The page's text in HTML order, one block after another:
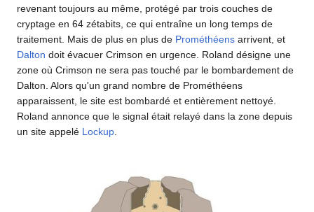
revenant toujours au même, protégé par trois couches de
cryptage en 64 zétabits, ce qui entraîne un long temps de
traitement. Mais de plus en plus de Prométhéens arrivent, et
Dalton doit évacuer Crimson en urgence. Roland désigne une
zone où Crimson ne sera pas touché par le bombardement de
Dalton. Alors qu'un grand nombre de Prométhéens
apparaissent, le site est bombardé et entièrement nettoyé.
Roland annonce que le signal était relayé dans la zone depuis
un site appelé Lockup